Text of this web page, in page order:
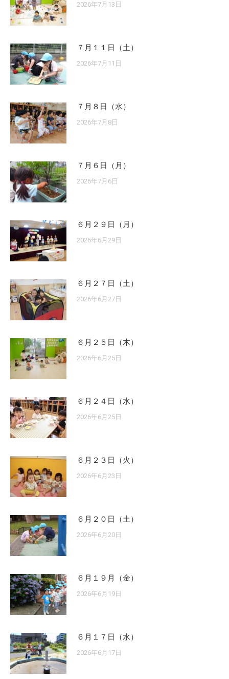
2026年7月13日
７月１１日（土）
2026年7月11日
７月８日（水）
2026年7月8日
７月６日（月）
2026年7月6日
６月２９日（月）
2026年6月29日
６月２７日（土）
2026年6月27日
６月２５日（木）
2026年6月25日
６月２４日（水）
2026年6月25日
６月２３日（火）
2026年6月23日
６月２０日（土）
2026年6月20日
６月１９月（金）
2026年6月19日
６月１７日（水）
2026年6月17日